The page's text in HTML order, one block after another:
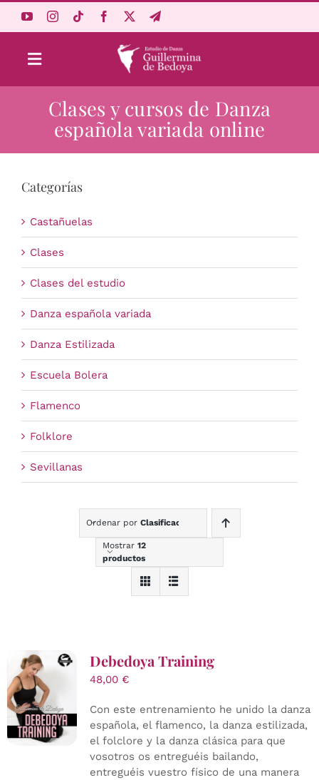
Toggle
Navigation
Aprende Online
Estudio
Carrito
Clases y cursos de Danza
española variada online
Categorías
Castañuelas
Clases
Clases del estudio
Danza española variada
Danza Estilizada
Escuela Bolera
Flamenco
Folklore
Sevillanas
Ordenar por Clasificación
Mostrar 12
productos
Debedoya Training
48,00 €
Con este entrenamiento he unido la danza
española, el flamenco, la danza estilizada,
el folclore y la danza clásica para que
vosotros os entreguéis bailando,
entreguéis vuestro físico de una manera